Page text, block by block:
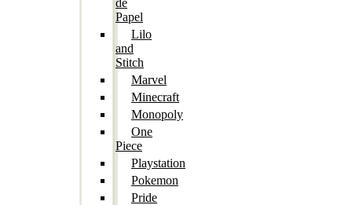
de
Papel
Lilo
and
Stitch
Marvel
Minecraft
Monopoly
One
Piece
Playstation
Pokemon
Pride